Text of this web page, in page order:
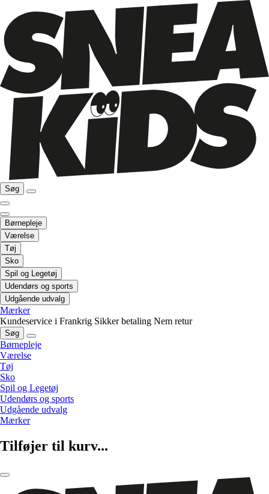
Søg
Børnepleje
Værelse
Tøj
Sko
Spil og Legetøj
Udendørs og sports
Udgående udvalg
Mærker
Kundeservice i Frankrig Sikker betaling Nem retur
Søg
Børnepleje
Værelse
Tøj
Sko
Spil og Legetøj
Udendørs og sports
Udgående udvalg
Mærker
Tilføjer til kurv...